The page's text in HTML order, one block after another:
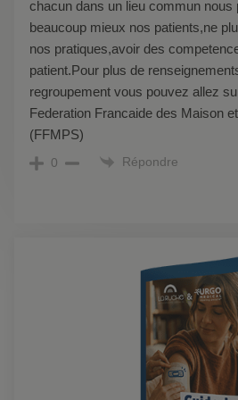
chacun dans un lieu commun nous
beaucoup mieux nos patients,ne
nos pratiques,avoir des
patient.Pour plus de
regroupement vous pouvez allez
Federation Francaide des Maison
(FFMPS)
0 Répondre